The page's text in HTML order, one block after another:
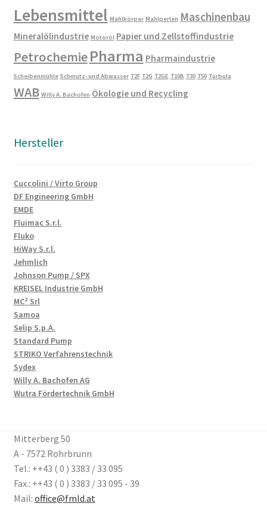
Lebensmittel Mahlkörper Mahlperlen Maschinenbau
Mineralölindustrie Motoröl Papier und Zellstoffindustrie
PetrochemiePharma Pharmaindustrie
Scheibenmühle Schmutz- und Abwasser T2F T2G T2GE T10B T30 T50 Turbula
WAB Willy A. Bachofen Ökologie und Recycling
Hersteller
Cuccolini / Virto Group
DF Engineering GmbH
EMDE
Fluimac S.r.l.
Fluko
HiWay S.r.l.
Jehmlich
Johnson Pump / SPX
KREISEL Industrie GmbH
MC² Srl
Samoa
Selip S.p.A.
Standard Pump
STRIKO Verfahrenstechnik
Sydex
Willy A. Bachofen AG
Wutra Fördertechnik GmbH
Mitterberg 50
A - 7572 Rohrbrunn
Tel.: ++43 ( 0 ) 3383 / 33 095
Fax.: ++43 ( 0 ) 3383 / 33 095 - 39
Mail: office@fmld.at